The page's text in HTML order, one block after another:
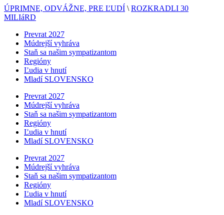
ÚPRIMNE, ODVÁŽNE, PRE ĽUDÍ \ ROZKRADLI 30
MILIáRD
Prevrat 2027
Múdrejší vyhráva
Staň sa našim sympatizantom
Regióny
Ľudia v hnutí
Mladí SLOVENSKO
Prevrat 2027
Múdrejší vyhráva
Staň sa našim sympatizantom
Regióny
Ľudia v hnutí
Mladí SLOVENSKO
Prevrat 2027
Múdrejší vyhráva
Staň sa našim sympatizantom
Regióny
Ľudia v hnutí
Mladí SLOVENSKO